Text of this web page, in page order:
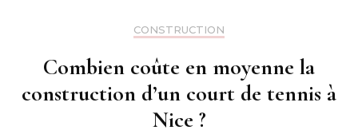
CONSTRUCTION
Combien coûte en moyenne la
construction d’un court de tennis à
Nice ?